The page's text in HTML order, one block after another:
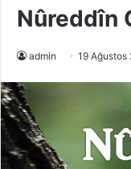
Nûreddîn
admin 19 Ağustos